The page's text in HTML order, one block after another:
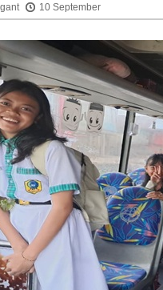
10 September